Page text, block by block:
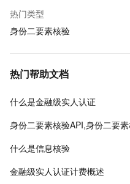
热门类型
身份二要素核验
热门帮助文档
什么是金融级实人认证
身份二要素核验API,身份二要
什么是信息核验
金融级实人认证计费概述